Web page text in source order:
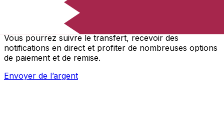
Transferts d'argent internationaux avec Xe
Envoyez de l'argent en ligne de façon sûre et rapide.
Vous pourrez suivre le transfert, recevoir des
notifications en direct et profiter de nombreuses options
de paiement et de remise.
Envoyer de l’argent